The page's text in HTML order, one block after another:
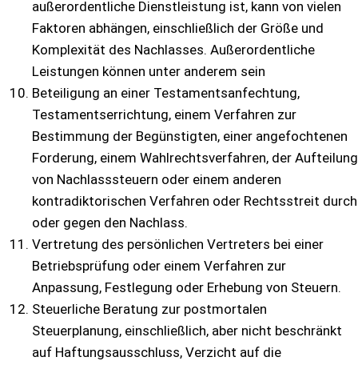
außerordentliche Dienstleistung ist, kann von vielen
Faktoren abhängen, einschließlich der Größe und
Komplexität des Nachlasses. Außerordentliche
Leistungen können unter anderem sein
Beteiligung an einer Testamentsanfechtung,
Testamentserrichtung, einem Verfahren zur
Bestimmung der Begünstigten, einer angefochtenen
Forderung, einem Wahlrechtsverfahren, der Aufteilung
von Nachlasssteuern oder einem anderen
kontradiktorischen Verfahren oder Rechtsstreit durch
oder gegen den Nachlass.
Vertretung des persönlichen Vertreters bei einer
Betriebsprüfung oder einem Verfahren zur
Anpassung, Festlegung oder Erhebung von Steuern.
Steuerliche Beratung zur postmortalen
Steuerplanung, einschließlich, aber nicht beschränkt
auf Haftungsausschluss, Verzicht auf die